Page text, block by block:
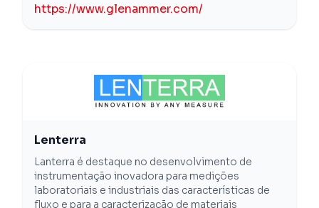
https://www.glenammer.com/
Lenterra
Lanterra é destaque no desenvolvimento de
instrumentação inovadora para medições
laboratoriais e industriais das características de
fluxo e para a caracterização de materiais